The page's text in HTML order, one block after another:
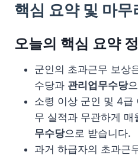
핵심 요약 및 마무
오늘의 핵심 요약
군인의 초과근무 보상
수당과 관리업무수당
소령 이상 군인 및 4급
무 실적과 무관하게 매
무수당으로 받습니다.
과거 하급자의 초과근